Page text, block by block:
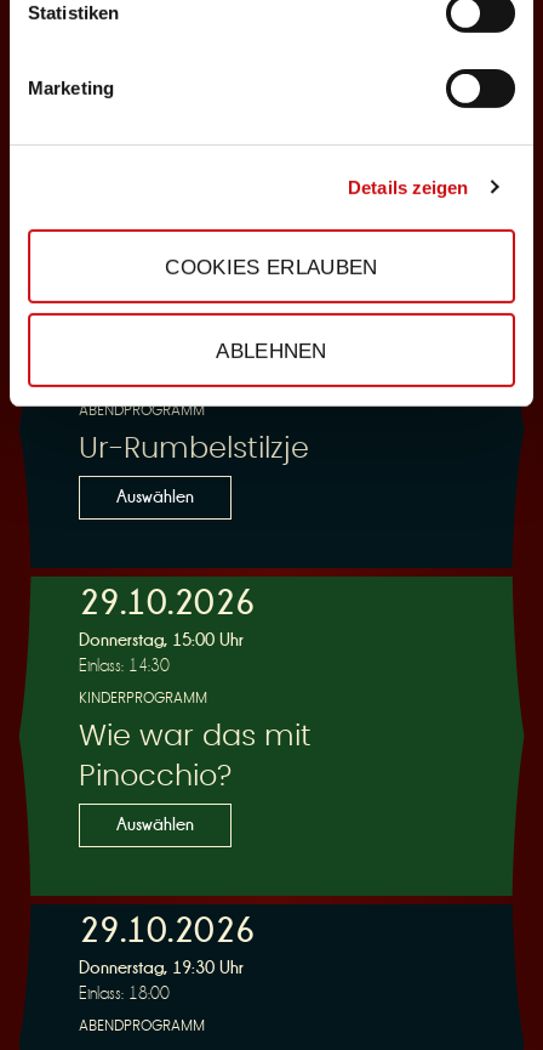
Statistiken
Marketing
Details zeigen
COOKIES ERLAUBEN
ABLEHNEN
25.10.2026
Einlass: 16:30
28.10.2026
Mittwoch, 19:30 Uhr
ABENDPROGRAMM
Ur-Rumbelstilzje
Auswählen
29.10.2026
Donnerstag, 15:00 Uhr
Einlass: 14:30
KINDERPROGRAMM
Wie war das mit
Pinocchio?
Auswählen
29.10.2026
Donnerstag, 19:30 Uhr
Einlass: 18:00
ABENDPROGRAMM